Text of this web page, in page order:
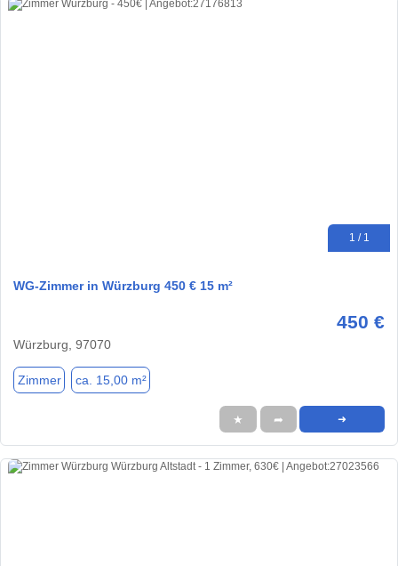
1 / 1
WG-Zimmer in Würzburg 450 € 15 m²
450 €
Würzburg, 97070
Zimmer ca. 15,00 m²
★ ➦ ➜